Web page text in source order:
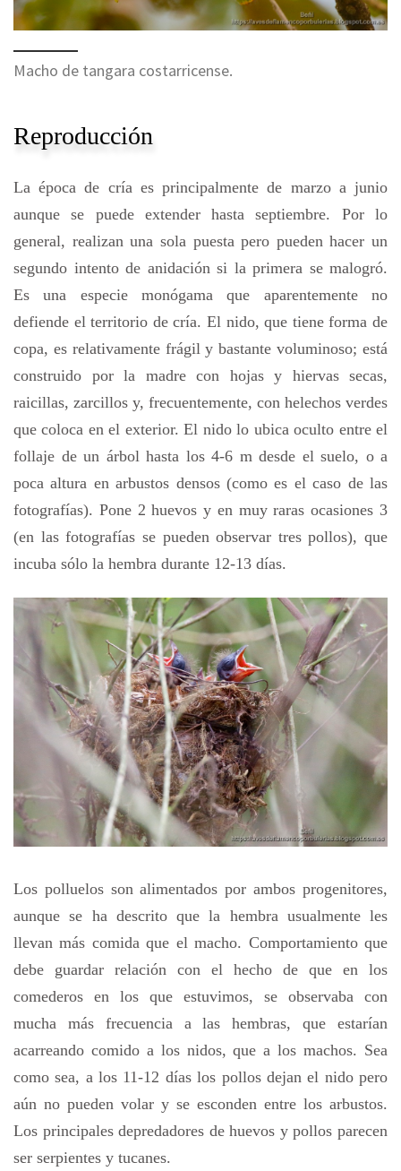
Macho de tangara costarricense.
Reproducción
La época de cría es principalmente de marzo a junio
aunque se puede extender hasta septiembre. Por lo
general, realizan una sola puesta pero pueden hacer un
segundo intento de anidación si la primera se malogró.
Es una especie monógama que aparentemente no
defiende el territorio de cría. El nido, que tiene forma de
copa, es relativamente frágil y bastante voluminoso; está
construido por la madre con hojas y hiervas secas,
raicillas, zarcillos y, frecuentemente, con helechos verdes
que coloca en el exterior. El nido lo ubica oculto entre el
follaje de un árbol hasta los 4-6 m desde el suelo, o a
poca altura en arbustos densos (como es el caso de las
fotografías). Pone 2 huevos y en muy raras ocasiones 3
(en las fotografías se pueden observar tres pollos), que
incuba sólo la hembra durante 12-13 días.
Los polluelos son alimentados por ambos progenitores,
aunque se ha descrito que la hembra usualmente les
llevan más comida que el macho. Comportamiento que
debe guardar relación con el hecho de que en los
comederos en los que estuvimos, se observaba con
mucha más frecuencia a las hembras, que estarían
acarreando comido a los nidos, que a los machos. Sea
como sea, a los 11-12 días los pollos dejan el nido pero
aún no pueden volar y se esconden entre los arbustos.
Los principales depredadores de huevos y pollos parecen
ser serpientes y tucanes.